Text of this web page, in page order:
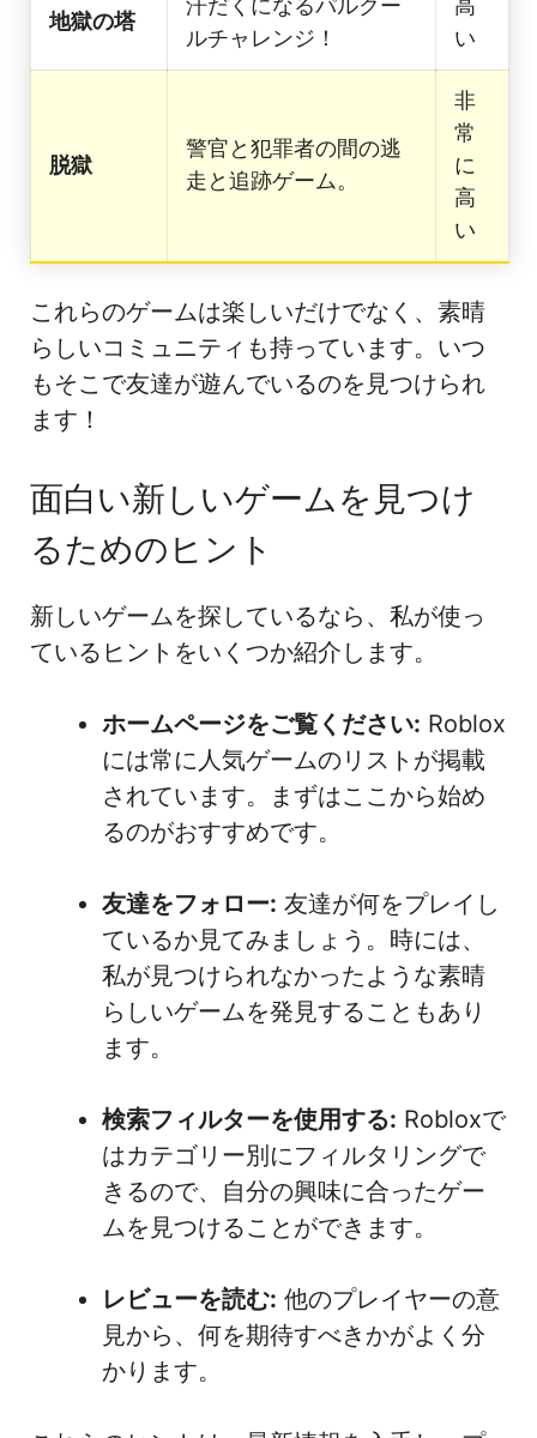
地獄の塔
汗だくになるパルクー
ルチャレンジ！
高
い
脱獄
警官と犯罪者の間の逃
走と追跡ゲーム。
非
常
に
高
い
これらのゲームは楽しいだけでなく、素晴
らしいコミュニティも持っています。いつ
もそこで友達が遊んでいるのを見つけられ
ます！
面白い新しいゲームを見つけ
るためのヒント
新しいゲームを探しているなら、私が使っ
ているヒントをいくつか紹介します。
ホームページをご覧ください: Roblox
には常に人気ゲームのリストが掲載
されています。まずはここから始め
るのがおすすめです。
友達をフォロー: 友達が何をプレイし
ているか見てみましょう。時には、
私が見つけられなかったような素晴
らしいゲームを発見することもあり
ます。
検索フィルターを使用する: Robloxで
はカテゴリー別にフィルタリングで
きるので、自分の興味に合ったゲー
ムを見つけることができます。
レビューを読む: 他のプレイヤーの意
見から、何を期待すべきかがよく分
かります。